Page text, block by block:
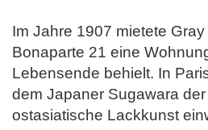
Im Jahre 1907 mietete
Bonaparte 21 eine
Lebensende behielt. In
dem Japaner Sugawara
ostasiatische Lackkunst